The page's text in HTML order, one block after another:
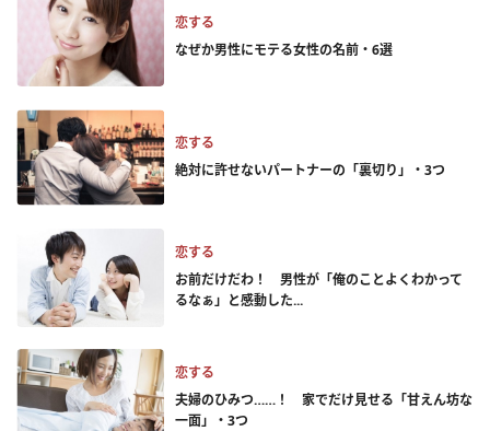
恋する
なぜか男性にモテる女性の名前・6選
恋する
絶対に許せないパートナーの「裏切り」・3つ
恋する
お前だけだわ！ 男性が「俺のことよくわかって
るなぁ」と感動した...
恋する
夫婦のひみつ……！ 家でだけ見せる「甘えん坊な
一面」・3つ